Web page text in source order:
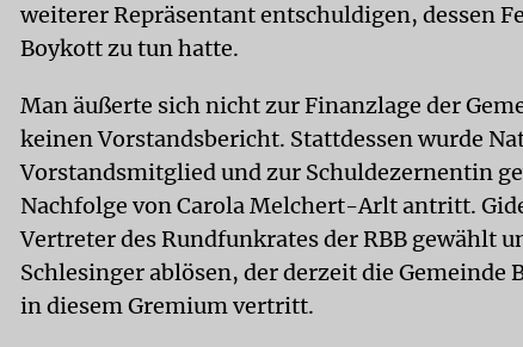
weiterer Repräsentant entschuldigen, dessen
Boykott zu tun hatte.
Man äußerte sich nicht zur Finanzlage der
keinen Vorstandsbericht. Stattdessen wurde
Vorstandsmitglied und zur Schuldezernentin
Nachfolge von Carola Melchert-Arlt antritt.
Vertreter des Rundfunkrates der RBB gewählt
Schlesinger ablösen, der derzeit die Gemeinde
in diesem Gremium vertritt.